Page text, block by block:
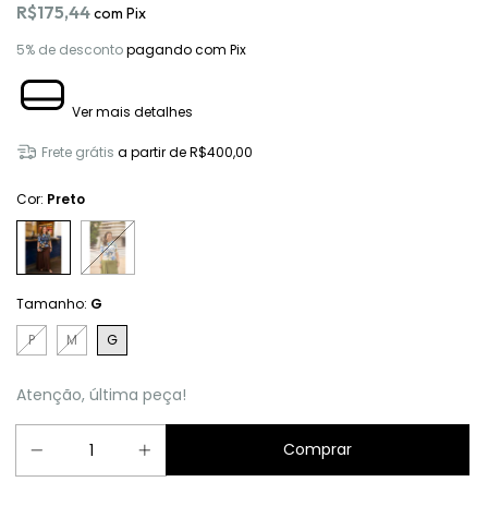
R$175,44com Pix
5% de descontopagando com Pix
Ver mais detalhes
Frete grátis a partir deR$400,00
Cor: Preto
Tamanho: G
P
M G
Atenção, última peça!